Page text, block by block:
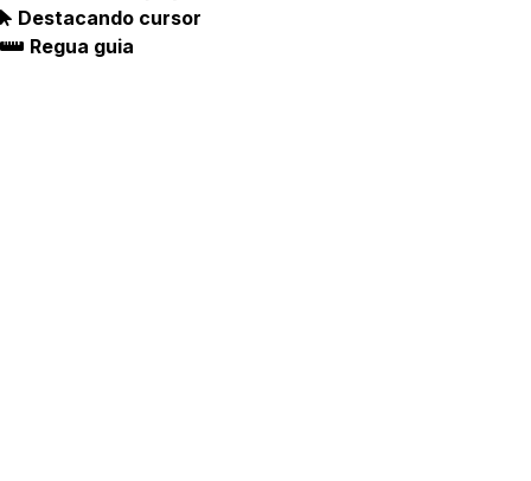
Destacando cursor
Regua guia